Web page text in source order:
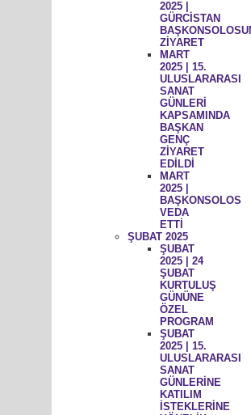
2025 |
GÜRCİSTAN
ZİYARET
MART
2025 | 15.
ULUSLARARASI
SANAT
GÜNLERİ
KAPSAMINDA
BAŞKAN
GENÇ
ZİYARET
EDİLDİ
MART
2025 |
BAŞKONSOLOS
VEDA
ETTİ
ŞUBAT 2025
ŞUBAT
2025 | 24
ŞUBAT
KURTULUŞ
GÜNÜNE
ÖZEL
PROGRAM
ŞUBAT
2025 | 15.
ULUSLARARASI
SANAT
GÜNLERİNE
KATILIM
İSTEKLERİNE